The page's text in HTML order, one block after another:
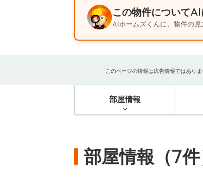
この物件について
AIホームズくんに、物件の見
このページの情報は広告情報ではあり
部屋情報
部屋情報（7件